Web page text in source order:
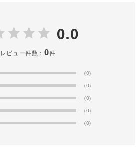
0.0
レビュー件数： 0件
(0)
(0)
(0)
(0)
(0)